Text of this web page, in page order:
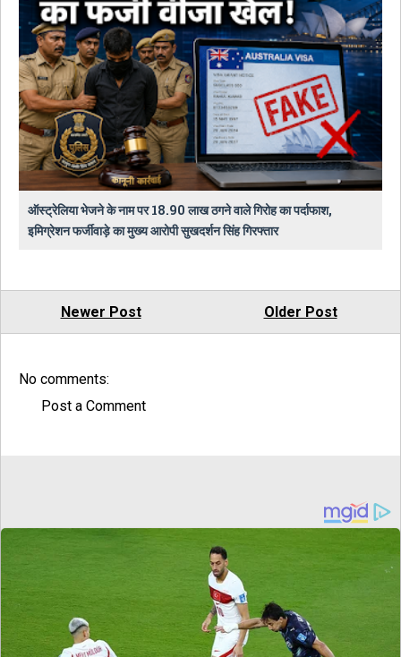
ऑस्ट्रेलिया भेजने के नाम पर 18.90 लाख ठगने वाले गिरोह का पर्दाफाश,
इमिग्रेशन फर्जीवाड़े का मुख्य आरोपी सुखदर्शन सिंह गिरफ्तार
Newer Post Older Post
No comments:
Post a Comment